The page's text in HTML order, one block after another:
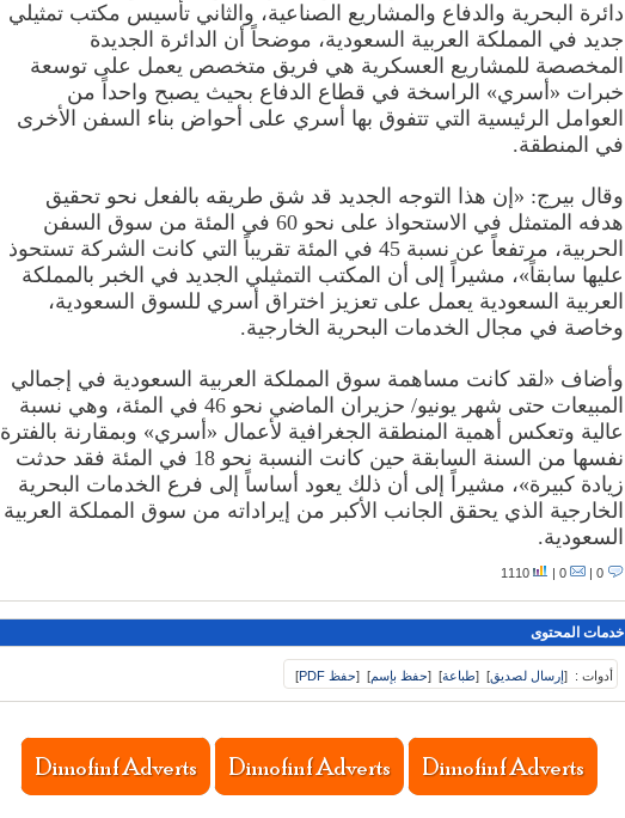
دائرة البحرية والدفاع والمشاريع الصناعية، والثاني تأسيس مكتب تمثيلي
جديد في المملكة العربية السعودية، موضحاً أن الدائرة الجديدة
المخصصة للمشاريع العسكرية هي فريق متخصص يعمل على توسعة
خبرات «أسري» الراسخة في قطاع الدفاع بحيث يصبح واحداً من
العوامل الرئيسية التي تتفوق بها أسري على أحواض بناء السفن الأخرى
في المنطقة.
وقال بيرج: «إن هذا التوجه الجديد قد شق طريقه بالفعل نحو تحقيق
هدفه المتمثل في الاستحواذ على نحو 60 في المئة من سوق السفن
الحربية، مرتفعاً عن نسبة 45 في المئة تقريباً التي كانت الشركة تستحوذ
عليها سابقاً»، مشيراً إلى أن المكتب التمثيلي الجديد في الخبر بالمملكة
العربية السعودية يعمل على تعزيز اختراق أسري للسوق السعودية،
وخاصة في مجال الخدمات البحرية الخارجية.
وأضاف «لقد كانت مساهمة سوق المملكة العربية السعودية في إجمالي
المبيعات حتى شهر يونيو/ حزيران الماضي نحو 46 في المئة، وهي نسبة
عالية وتعكس أهمية المنطقة الجغرافية لأعمال «أسري» وبمقارنة بالفترة
نفسها من السنة السابقة حين كانت النسبة نحو 18 في المئة فقد حدثت
زيادة كبيرة»، مشيراً إلى أن ذلك يعود أساساً إلى فرع الخدمات البحرية
الخارجية الذي يحقق الجانب الأكبر من إيراداته من سوق المملكة العربية
السعودية.
0 |
0 |
1110
خدمات المحتوى
أدوات : [إرسال لصديق]
[طباعة]
[حفظ بإسم]
[حفظ PDF ]